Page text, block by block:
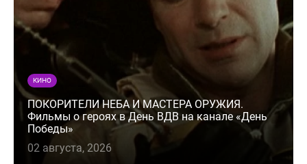
КИНО
ПОКОРИТЕЛИ НЕБА И МАСТЕРА ОРУЖИЯ.
Фильмы о героях в День ВДВ на канале «День
Победы»
02 августа, 2026